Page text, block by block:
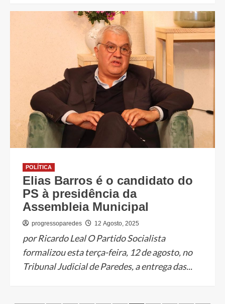
POLÍTICA
Elias Barros é o candidato do
PS à presidência da
Assembleia Municipal
progressoparedes 12 Agosto, 2025
por Ricardo Leal O Partido Socialista
formalizou esta terça-feira, 12 de agosto, no
Tribunal Judicial de Paredes, a entrega das...